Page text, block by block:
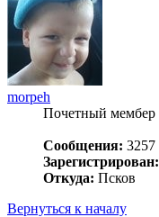
morpeh
Почетный мембер
Сообщения: 3257
Зарегистрирован:
Откуда: Псков
Вернуться к началу